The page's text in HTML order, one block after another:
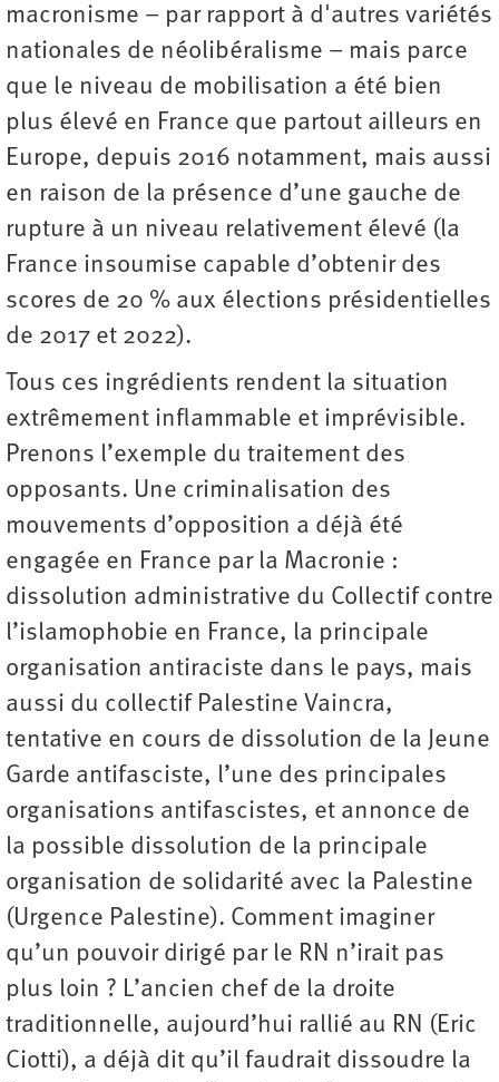
macronisme – par rapport à d'autres variétés
nationales de néolibéralisme – mais parce
que le niveau de mobilisation a été bien
plus élevé en France que partout ailleurs en
Europe, depuis 2016 notamment, mais aussi
en raison de la présence d’une gauche de
rupture à un niveau relativement élevé (la
France insoumise capable d’obtenir des
scores de 20 % aux élections présidentielles
de 2017 et 2022).
Tous ces ingrédients rendent la situation
extrêmement inflammable et imprévisible.
Prenons l’exemple du traitement des
opposants. Une criminalisation des
mouvements d’opposition a déjà été
engagée en France par la Macronie :
dissolution administrative du Collectif contre
l’islamophobie en France, la principale
organisation antiraciste dans le pays, mais
aussi du collectif Palestine Vaincra,
tentative en cours de dissolution de la Jeune
Garde antifasciste, l’une des principales
organisations antifascistes, et annonce de
la possible dissolution de la principale
organisation de solidarité avec la Palestine
(Urgence Palestine). Comment imaginer
qu’un pouvoir dirigé par le RN n’irait pas
plus loin ? L’ancien chef de la droite
traditionnelle, aujourd’hui rallié au RN (Eric
Ciotti), a déjà dit qu’il faudrait dissoudre la